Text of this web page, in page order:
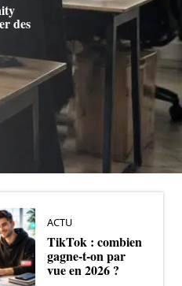
des
ACTU
TikTok : combien
gagne-t-on par
vue en 2026 ?